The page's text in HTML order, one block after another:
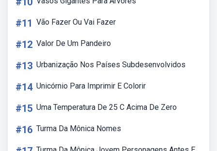
#11 Vão Fazer Ou Vai Fazer
#12 Valor De Um Pandeiro
#13 Urbanização Nos Países Subdesenvolvidos
#14 Unicórnio Para Imprimir E Colorir
#15 Uma Temperatura De 25 C Acima De Zero
#16 Turma Da Mônica Nomes